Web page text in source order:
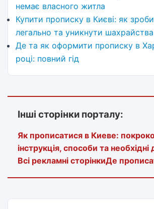
немає власного житла
Купити прописку в Києві: як
легально та уникнути
Де та як оформити прописку в
році: повний гід
Інші сторінки порталу:
Як прописатися в Киеве:
інструкція, способи та
Всі рекламні сторінкиДе